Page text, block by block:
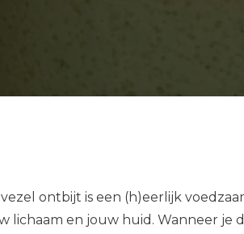
vezel ontbijt is een (h)eerlijk
lichaam en jouw huid. Wanneer je